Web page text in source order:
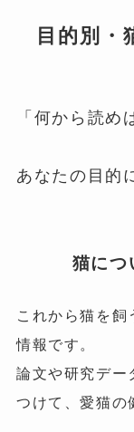
目的別・
「何から読め
あなたの目的
猫につ
これから猫を飼
情報です。
論文や研究デー
つけて、愛猫の